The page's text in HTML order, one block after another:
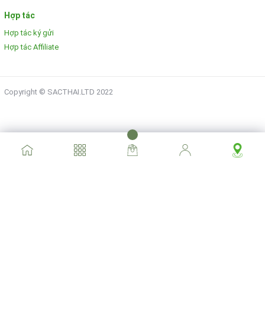
Hợp tác
Hợp tác ký gửi
Hợp tác Affiliate
Copyright © SACTHAI.LTD 2022